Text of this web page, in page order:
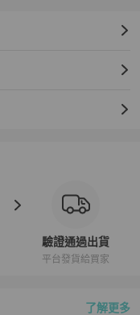
驗證通過出貨
平台發貨給買家
了解更多